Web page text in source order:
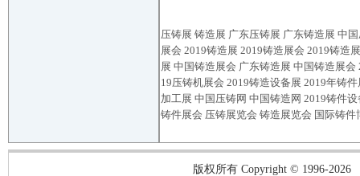
压铸展 铸造展 广东压铸展 广东铸造展 中
展会 2019铸造展 2019铸造展会 2019铸造
展 中国铸造展会 广东铸造展 中国铸造展会
19压铸机展会 2019铸造设备展 2019年铸
加工展 中国压铸网 中国铸造网 2019铸件
铸件展会 压铸展览会 铸造展览会 国际铸件
版权所有 Copyright © 1996-2026